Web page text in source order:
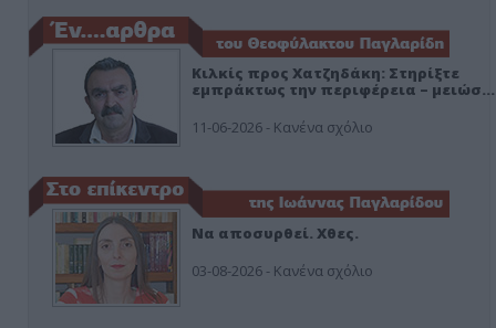
Κιλκίς προς Χατζηδάκη: Στηρίξτε
εμπράκτως την περιφέρεια – μειώσ…
11-06-2026 - Κανένα σχόλιο
Να αποσυρθεί. Χθες.
03-08-2026 - Κανένα σχόλιο